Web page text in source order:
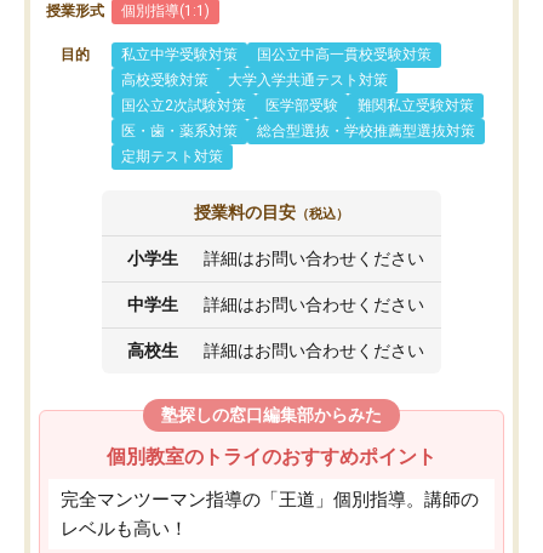
授業形式 個別指導(1:1)
目的 私立中学受験対策
国公立中高一貫校受験対策
高校受験対策
大学入学共通テスト対策
国公立2次試験対策
医学部受験
難関私立受験対策
医・歯・薬系対策
総合型選抜・学校推薦型選抜対策
定期テスト対策
授業料の目安 （税込）
小学生 詳細はお問い合わせください
中学生 詳細はお問い合わせください
高校生 詳細はお問い合わせください
塾探しの窓口編集部からみた
個別教室のトライのおすすめポイント
完全マンツーマン指導の「王道」個別指導。講師の
レベルも高い！